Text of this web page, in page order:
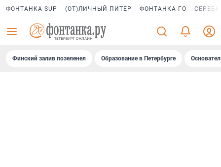
ФОНТАНКА SUP (ОТ)ЛИЧНЫЙ ПИТЕР ФОНТАНКА ГО
Финский залив позеленел Образование в Петербурге